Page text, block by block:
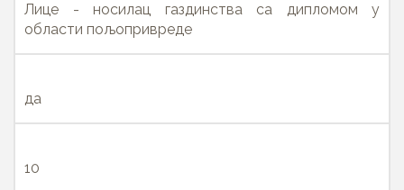
Лице - носилац газдинства са дипломом у
области пољопривреде
да
10